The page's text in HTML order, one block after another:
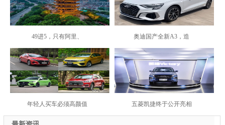
49进5，只有阿里、 奥迪国产全新A3，造
年轻人买车必须高颜值 五菱凯捷终于公开亮相